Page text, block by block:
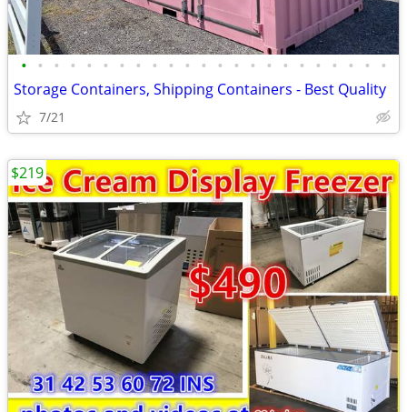
• • • • • • • • • • • • • • • • • • • • • • •
Storage Containers, Shipping Containers - Best Quality
7/21
$219